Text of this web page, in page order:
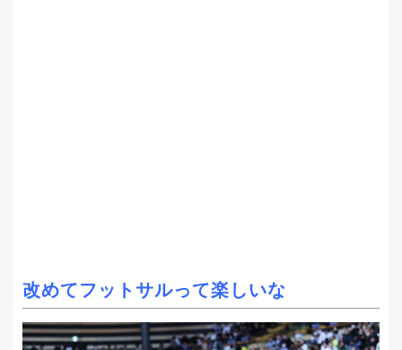
改めてフットサルって楽しいな